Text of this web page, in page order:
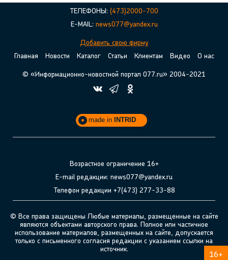
ТЕЛЕФОНЫ: (473)2000-700
E-MAIL: news077@yandex.ru
Добавить свою фирму
Главная
Новости Каталог Статьи Клиентам Видео О нас
© «Информационно-новостной портал 077.ru» 2004-2021
made in INTRID
Возрастное ограничение 16+
E-mail редакции: news077@yandex.ru
Телефон редакции +7(473) 277-33-88
© Все права защищены Любые материалы, размещенные на сайте
являются объектами авторского права. Полное или частичное
использование материалов, размещенных на сайте, допускается
только с письменного согласия редакции с указанием ссылки на
источник.
16+